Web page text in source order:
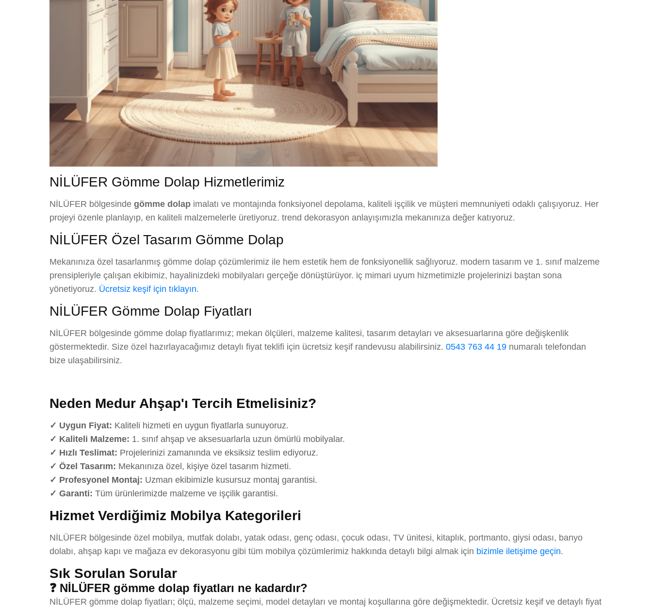
NİLÜFER Gömme Dolap Hizmetlerimiz
NİLÜFER bölgesinde gömme dolap imalatı ve montajında fonksiyonel depolama, kaliteli işçilik ve müşteri memnuniyeti odaklı çalışıyoruz. Her
projeyi özenle planlayıp, en kaliteli malzemelerle üretiyoruz. trend dekorasyon anlayışımızla mekanınıza değer katıyoruz.
NİLÜFER Özel Tasarım Gömme Dolap
Mekanınıza özel tasarlanmış gömme dolap çözümlerimiz ile hem estetik hem de fonksiyonellik sağlıyoruz. modern tasarım ve 1. sınıf malzeme
prensipleriyle çalışan ekibimiz, hayalinizdeki mobilyaları gerçeğe dönüştürüyor. iç mimari uyum hizmetimizle projelerinizi baştan sona
yönetiyoruz. Ücretsiz keşif için tıklayın.
NİLÜFER Gömme Dolap Fiyatları
NİLÜFER bölgesinde gömme dolap fiyatlarımız; mekan ölçüleri, malzeme kalitesi, tasarım detayları ve aksesuarlarına göre değişkenlik
göstermektedir. Size özel hazırlayacağımız detaylı fiyat teklifi için ücretsiz keşif randevusu alabilirsiniz. 0543 763 44 19 numaralı telefondan
bize ulaşabilirsiniz.
Neden Medur Ahşap'ı Tercih Etmelisiniz?
✓ Uygun Fiyat: Kaliteli hizmeti en uygun fiyatlarla sunuyoruz.
✓ Kaliteli Malzeme: 1. sınıf ahşap ve aksesuarlarla uzun ömürlü mobilyalar.
✓ Hızlı Teslimat: Projelerinizi zamanında ve eksiksiz teslim ediyoruz.
✓ Özel Tasarım: Mekanınıza özel, kişiye özel tasarım hizmeti.
✓ Profesyonel Montaj: Uzman ekibimizle kusursuz montaj garantisi.
✓ Garanti: Tüm ürünlerimizde malzeme ve işçilik garantisi.
Hizmet Verdiğimiz Mobilya Kategorileri
NİLÜFER bölgesinde özel mobilya, mutfak dolabı, yatak odası, genç odası, çocuk odası, TV ünitesi, kitaplık, portmanto, giysi odası, banyo
dolabı, ahşap kapı ve mağaza ev dekorasyonu gibi tüm mobilya çözümlerimiz hakkında detaylı bilgi almak için bizimle iletişime geçin.
Sık Sorulan Sorular
❓ NİLÜFER gömme dolap fiyatları ne kadardır?
NİLÜFER gömme dolap fiyatları; ölçü, malzeme seçimi, model detayları ve montaj koşullarına göre değişmektedir. Ücretsiz keşif ve detaylı fiyat